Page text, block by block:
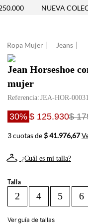
NUEVA
Ropa Mujer Jeans
Jean Horseshoe
mujer
Referencia: JEA-HOR-
30% $ 125.930$
3 cuotas de$ 41.976,67
¿Cuál es mi talla?
Talla
2 4 5 6
Ver guía de tallas